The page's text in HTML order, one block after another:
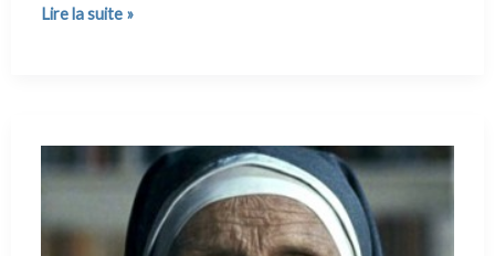
Je
Lire la suite »